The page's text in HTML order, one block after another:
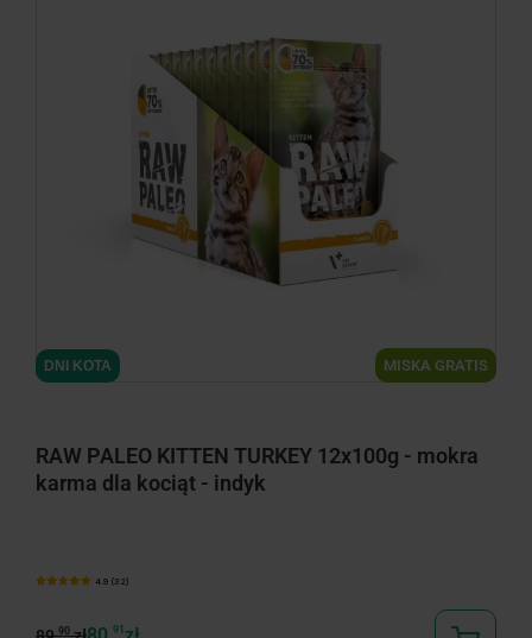
MISKA GRATIS
DNI KOTA
RAW PALEO KITTEN TURKEY 12x100g - mokra
karma dla kociąt - indyk
4.9 (32)
90 91